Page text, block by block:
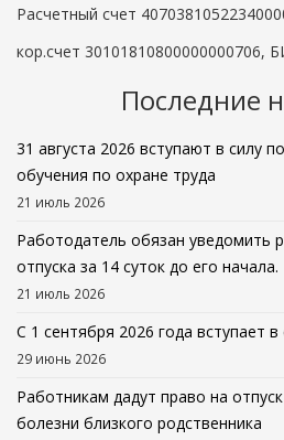
Расчетный счет
кор.счет 30101810800000000706,
Последние
31 августа 2026 вступают в силу
обучения по охране труда
21 июль 2026
Работодатель обязан уведомить
отпуска за 14 суток до его начала.
21 июль 2026
С 1 сентября 2026 года вступает
29 июнь 2026
Работникам дадут право на
болезни близкого родственника